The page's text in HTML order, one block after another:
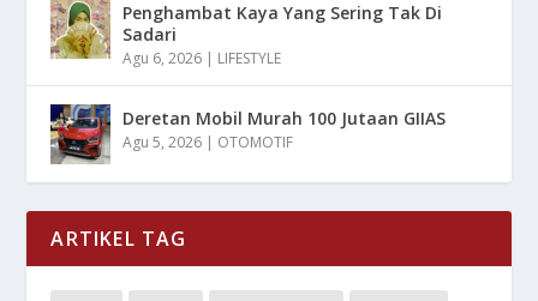
Penghambat Kaya Yang Sering Tak Di
Sadari
Agu 6, 2026 LIFESTYLE
Deretan Mobil Murah 100 Jutaan GIIAS
Agu 5, 2026 OTOMOTIF
ARTIKEL TAG